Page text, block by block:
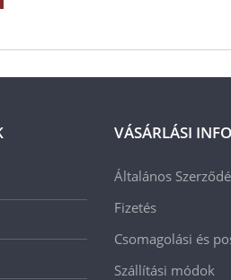
VÁSÁRLÁSI
Általános
Fizetés
Csomagolási és
Szállítási módok